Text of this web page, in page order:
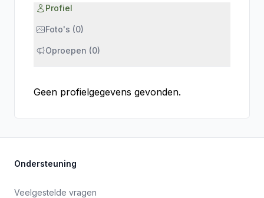
Profiel
Foto's (0)
Oproepen (0)
Geen profielgegevens gevonden.
Ondersteuning
Veelgestelde vragen